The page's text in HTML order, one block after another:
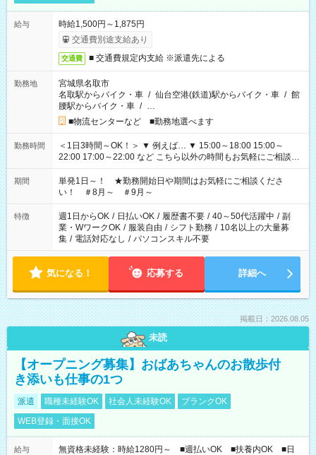
給与
時給1,500円～1,875円
交通費別途支給あり
交通費 ■ 交通費規定内支給 ※派遣先による
勤務地
宮城県名取市
名取駅からバイク・車 / 仙台空港(鉄道)駅からバイク・車 / 館
腰駅からバイク・車 / …
■物流センターなど ■勤務地選べます
勤務時間
＜1日3時間～OK！＞ ▼ 例えば… ▼ 15:00～18:00 15:00～
22:00 17:00～22:00 など こちら以外の時間もお気軽にご相談く
ださい！
期間
単発1日～！ ★勤務開始日や期間はお気軽にご相談くださ
い！ ＃8月～ ＃9月～
特徴 週1日からOK / 日払いOK / 履歴書不要 / 40～50代活躍中 / 副
業・WワークOK / 服装自由 / シフト勤務 / 10名以上の大量募
集 / 電話対応なし / パソコンスキル不要
気になる！ 応募する 詳細へ
掲載日：2026.08.05
未読
【オープニング募集】おばあちゃんのお散歩付
き添いも仕事の1つ
派遣 職種未経験OK 社会人未経験OK
ブランクOK
WEB登録・面接OK
給与
無資格未経験：時給1280円～ ■週払いOK ■扶養内OK ■日